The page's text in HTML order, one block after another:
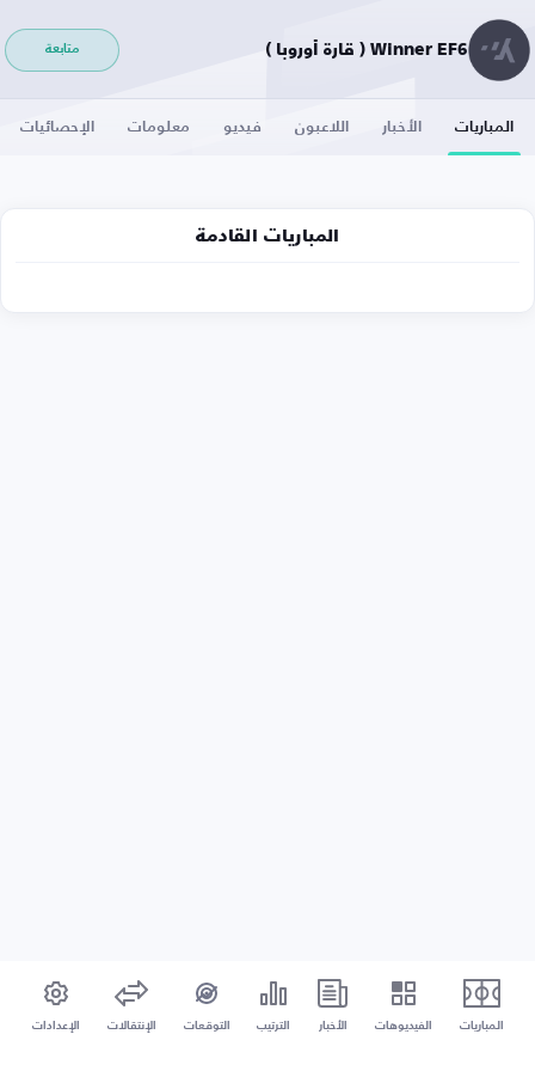
Winner EF6 ( قارة أوروبا ) متابعة
المباريات الأخبار اللاعبون فيديو معلومات الإحصائيات
المباريات القادمة
المباريات الفيديوهات الأخبار الترتيب التوقعات الإنتقالات الإعدادات